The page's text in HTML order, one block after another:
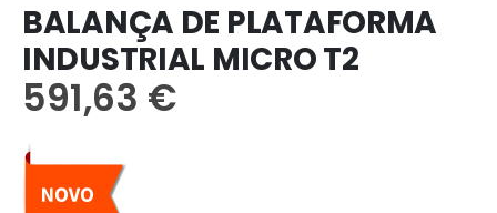
BALANÇA DE PLATAFORMA
INDUSTRIAL MICRO T2
591,63 €